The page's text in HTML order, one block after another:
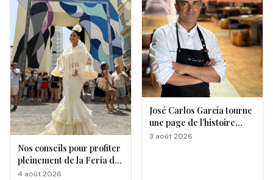
Nos conseils pour profiter
pleinement de la Feria de
Málaga 2026
4 août 2026
José Carlos García tourne
une page de l’histoire
gastronomique de Malaga
3 août 2026